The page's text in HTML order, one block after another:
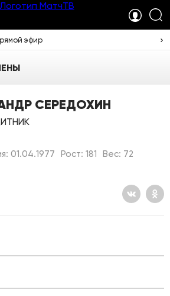
эфир
СЕРЕДОХИН
01.04.1977 Рост: 181 Вес: 72